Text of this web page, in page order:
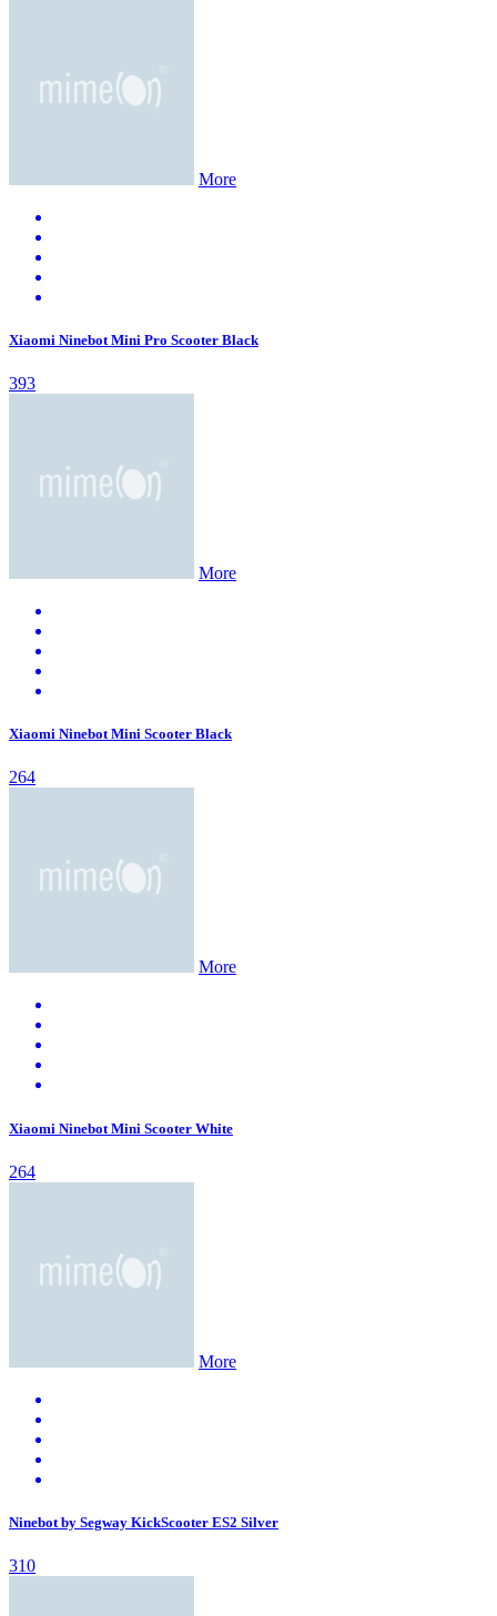
More
Xiaomi Ninebot Mini Pro Scooter Black
393
More
Xiaomi Ninebot Mini Scooter Black
264
More
Xiaomi Ninebot Mini Scooter White
264
More
Ninebot by Segway KickScooter ES2 Silver
310